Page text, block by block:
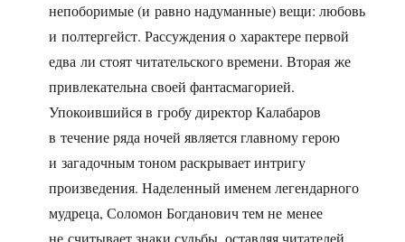
непоборимые (и равно надуманные) вещи: любовь
и полтергейст. Рассуждения о характере первой
едва ли стоят читательского времени. Вторая же
привлекательна своей фантасмагорией.
Упокоившийся в гробу директор Калабаров
в течение ряда ночей является главному герою
и загадочным тоном раскрывает интригу
произведения. Наделенный именем легендарного
мудреца, Соломон Богданович тем не менее
не считывает знаки судьбы, оставляя читателей